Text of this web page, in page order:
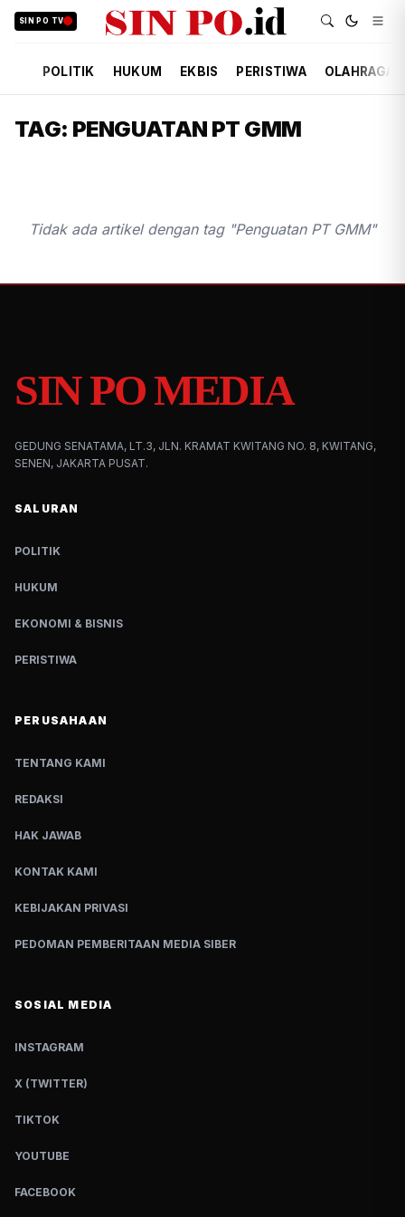
SIN PO TV
POLITIK HUKUM EKBIS PERISTIWA OLAHRAGA
TAG: PENGUATAN PT GMM
Tidak ada artikel dengan tag "Penguatan PT GMM"
SIN PO MEDIA
GEDUNG SENATAMA, LT.3, JLN. KRAMAT KWITANG NO. 8, KWITANG,
SENEN, JAKARTA PUSAT.
SALURAN
POLITIK
HUKUM
EKONOMI & BISNIS
PERISTIWA
PERUSAHAAN
TENTANG KAMI
REDAKSI
HAK JAWAB
KONTAK KAMI
KEBIJAKAN PRIVASI
PEDOMAN PEMBERITAAN MEDIA SIBER
SOSIAL MEDIA
INSTAGRAM
X (TWITTER)
TIKTOK
YOUTUBE
FACEBOOK